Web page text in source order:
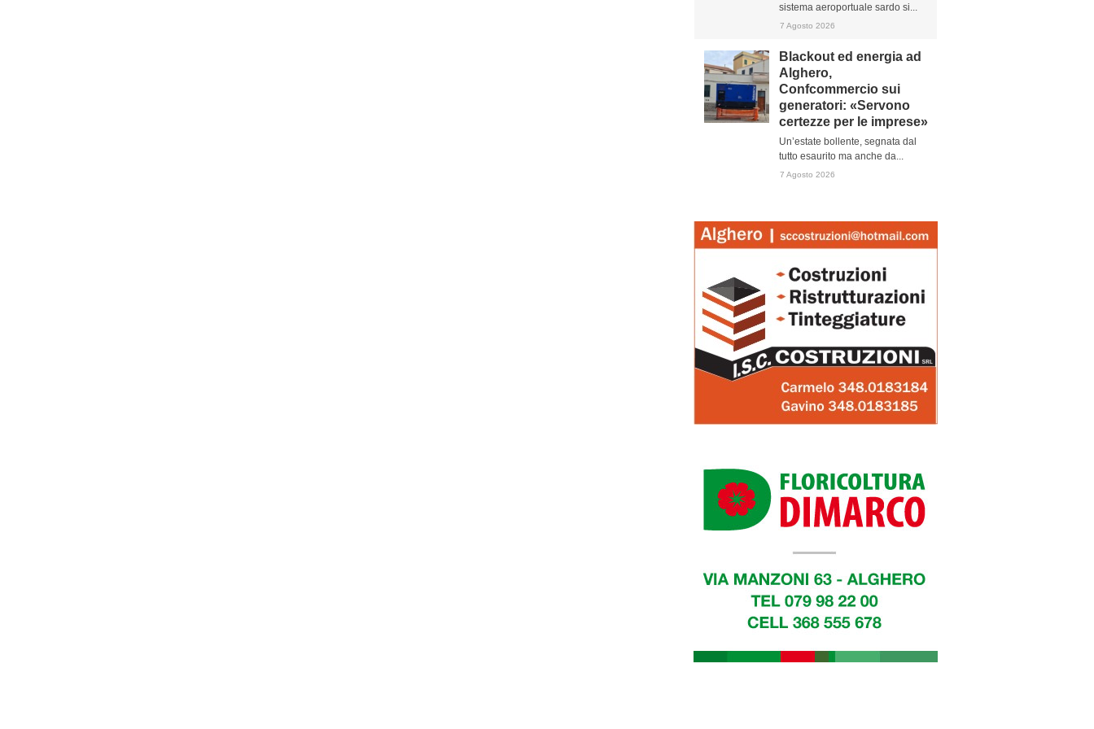
sistema aeroportuale sardo si...
7 Agosto 2026
Blackout ed energia ad
Alghero,
Confcommercio sui
generatori: «Servono
certezze per le imprese»
Un’estate bollente, segnata dal
tutto esaurito ma anche da...
7 Agosto 2026